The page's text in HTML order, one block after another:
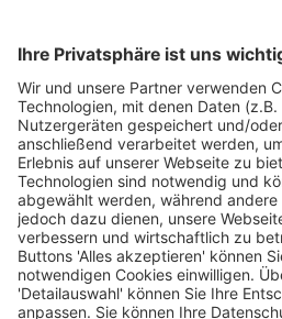
HAHN AG
KONTAKT:
Hahn AG
Buddestr. 14
51429 Bergisch Gladbach
Deutschland
Telefon: +49 2204 9490-0
Telefax: +49 2204 9490-119